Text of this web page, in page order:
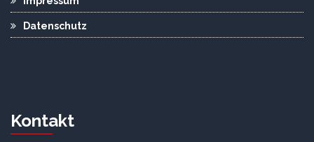
Datenschutz
Kontakt